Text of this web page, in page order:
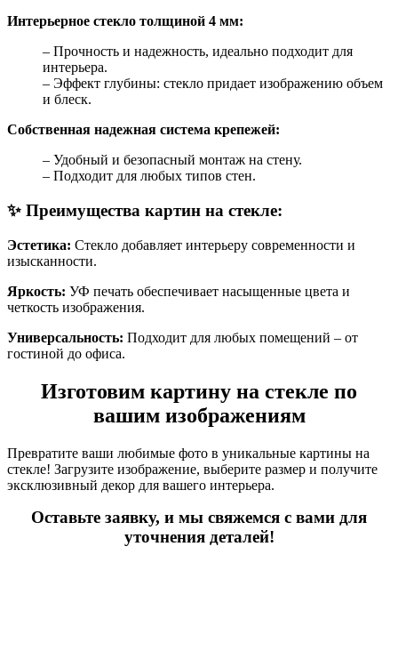
Интерьерное стекло толщиной 4 мм:
– Прочность и надежность, идеально подходит для
интерьера.
– Эффект глубины: стекло придает изображению объем
и блеск.
Собственная надежная система крепежей:
– Удобный и безопасный монтаж на стену.
– Подходит для любых типов стен.
✨ Преимущества картин на стекле:
Эстетика: Стекло добавляет интерьеру современности и
изысканности.
Яркость: УФ печать обеспечивает насыщенные цвета и
четкость изображения.
Универсальность: Подходит для любых помещений – от
гостиной до офиса.
Изготовим картину на стекле по
вашим изображениям
Превратите ваши любимые фото в уникальные картины на
стекле! Загрузите изображение, выберите размер и получите
эксклюзивный декор для вашего интерьера.
Оставьте заявку, и мы свяжемся с вами для
уточнения деталей!